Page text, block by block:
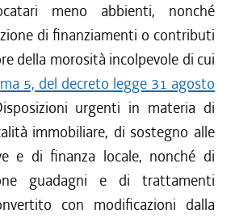
meno abbienti, nonché
di finanziamenti o contributi
della morosità incolpevole di cui
5, del decreto legge 31 agosto
urgenti in materia di
immobiliare, di sostegno alle
e di finanza locale, nonché di
guadagni e di trattamenti
con modificazioni dalla